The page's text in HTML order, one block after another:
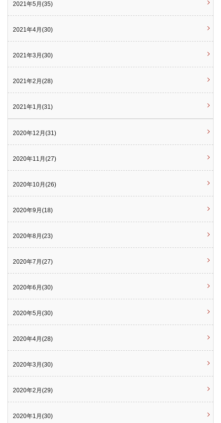
2021年5月(35)
2021年4月(30)
2021年3月(30)
2021年2月(28)
2021年1月(31)
2020年12月(31)
2020年11月(27)
2020年10月(26)
2020年9月(18)
2020年8月(23)
2020年7月(27)
2020年6月(30)
2020年5月(30)
2020年4月(28)
2020年3月(30)
2020年2月(29)
2020年1月(30)